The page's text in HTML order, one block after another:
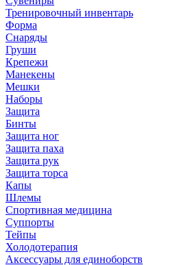
Тренировочный инвентарь
Форма
Снаряды
Груши
Крепежи
Манекены
Мешки
Наборы
Защита
Бинты
Защита ног
Защита паха
Защита рук
Защита торса
Капы
Шлемы
Спортивная медицина
Суппорты
Тейпы
Холодотерапия
Аксессуары для единоборств